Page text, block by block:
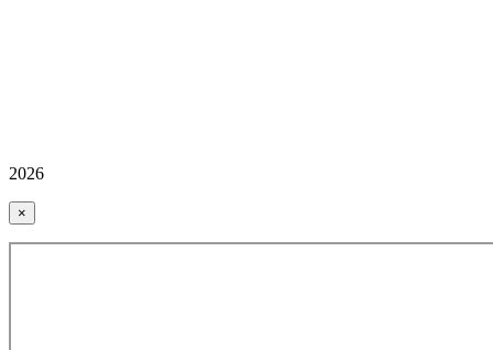
2026
×